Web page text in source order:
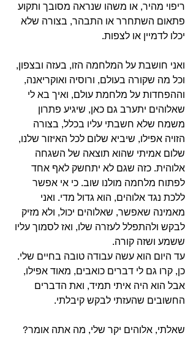
ריפוי מהיר, או משהו שנראה מסובך ותקוע
פתאום השתחרר או התבהר, בצורה שלא
יכלו לדמיין או לצפות.
ואני חושבת על המלחמה הזו, בעזה ובצפון,
וכל מה שקורה בעולם, ורוסיה ואוקריאנה,
וההפחדות על מלחמת עולם, ואיך בא לי
שאלוהים יתערב גם כאן, שיגיע פתרון
משמח שלא חשבתי עליו בכלל, בצורה
הזויה אפילו, שיביא שלום לכל האיזור שלנו,
שלום אמיתי שהוא תוצאה של השגחה
אלוהית. כזה שגם לא יתחשק לאף אחד
לפתוח מלחמה מולנו שוב. כי אי אפשר
ללכת נגד אלוהים, הוא גדול מדי. ואני
מאמינה שאפשר, שאלוהים יכול, ולא מזיק
לבקש ולהתפלל לעזרה שלו, ואז לסמוך עליו
ששמע ושזה קורה.
עד היום הוא עשה עבודה טובה בחיים שלי.
כן, קרו גם לי דברים כואבים, מאוד אפילו,
אבל הוא היה איתי תמיד, ואת הדברים
החשובים שהעזתי לבקש קיבלתי.
שאלתי, אלוהים יקר שלי, מה אתה אומר?